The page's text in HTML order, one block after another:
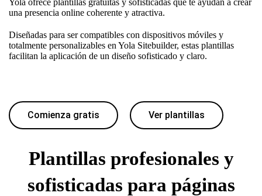
Yola ofrece plantillas gratuitas y sofisticadas que te ayudan a crear
una presencia online coherente y atractiva.
Diseñadas para ser compatibles con dispositivos móviles y
totalmente personalizables en Yola Sitebuilder, estas plantillas
facilitan la aplicación de un diseño sofisticado y claro.
Comienza gratis Ver plantillas
Plantillas profesionales y
sofisticadas para páginas